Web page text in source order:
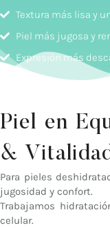
Textura más lisa y
Piel más jugosa y
Expresión más
Piel en
&
Para pieles
jugosidad y confort.
Trabajamos
celular.